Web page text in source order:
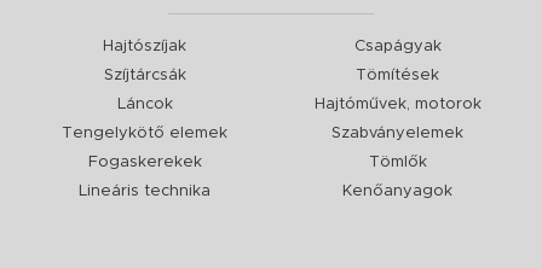
Hajtószíjak
Szíjtárcsák
Láncok
Tengelykötő elemek
Fogaskerekek
Lineáris technika
Csapágyak
Tömítések
Hajtóművek, motorok
Szabványelemek
Tömlők
Kenőanyagok